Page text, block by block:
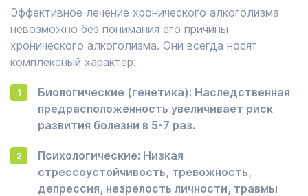
Эффективное лечение хронического алкоголизма
невозможно без понимания его причины
хронического алкоголизма. Они всегда носят
комплексный характер:
Биологические (генетика): Наследственная
предрасположенность увеличивает риск
развития болезни в 5-7 раз.
Психологические: Низкая
стрессоустойчивость, тревожность,
депрессия, незрелость личности, травмы